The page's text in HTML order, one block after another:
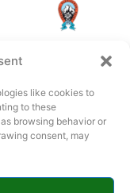
like cookies to
to these
browsing behavior or
consent, may